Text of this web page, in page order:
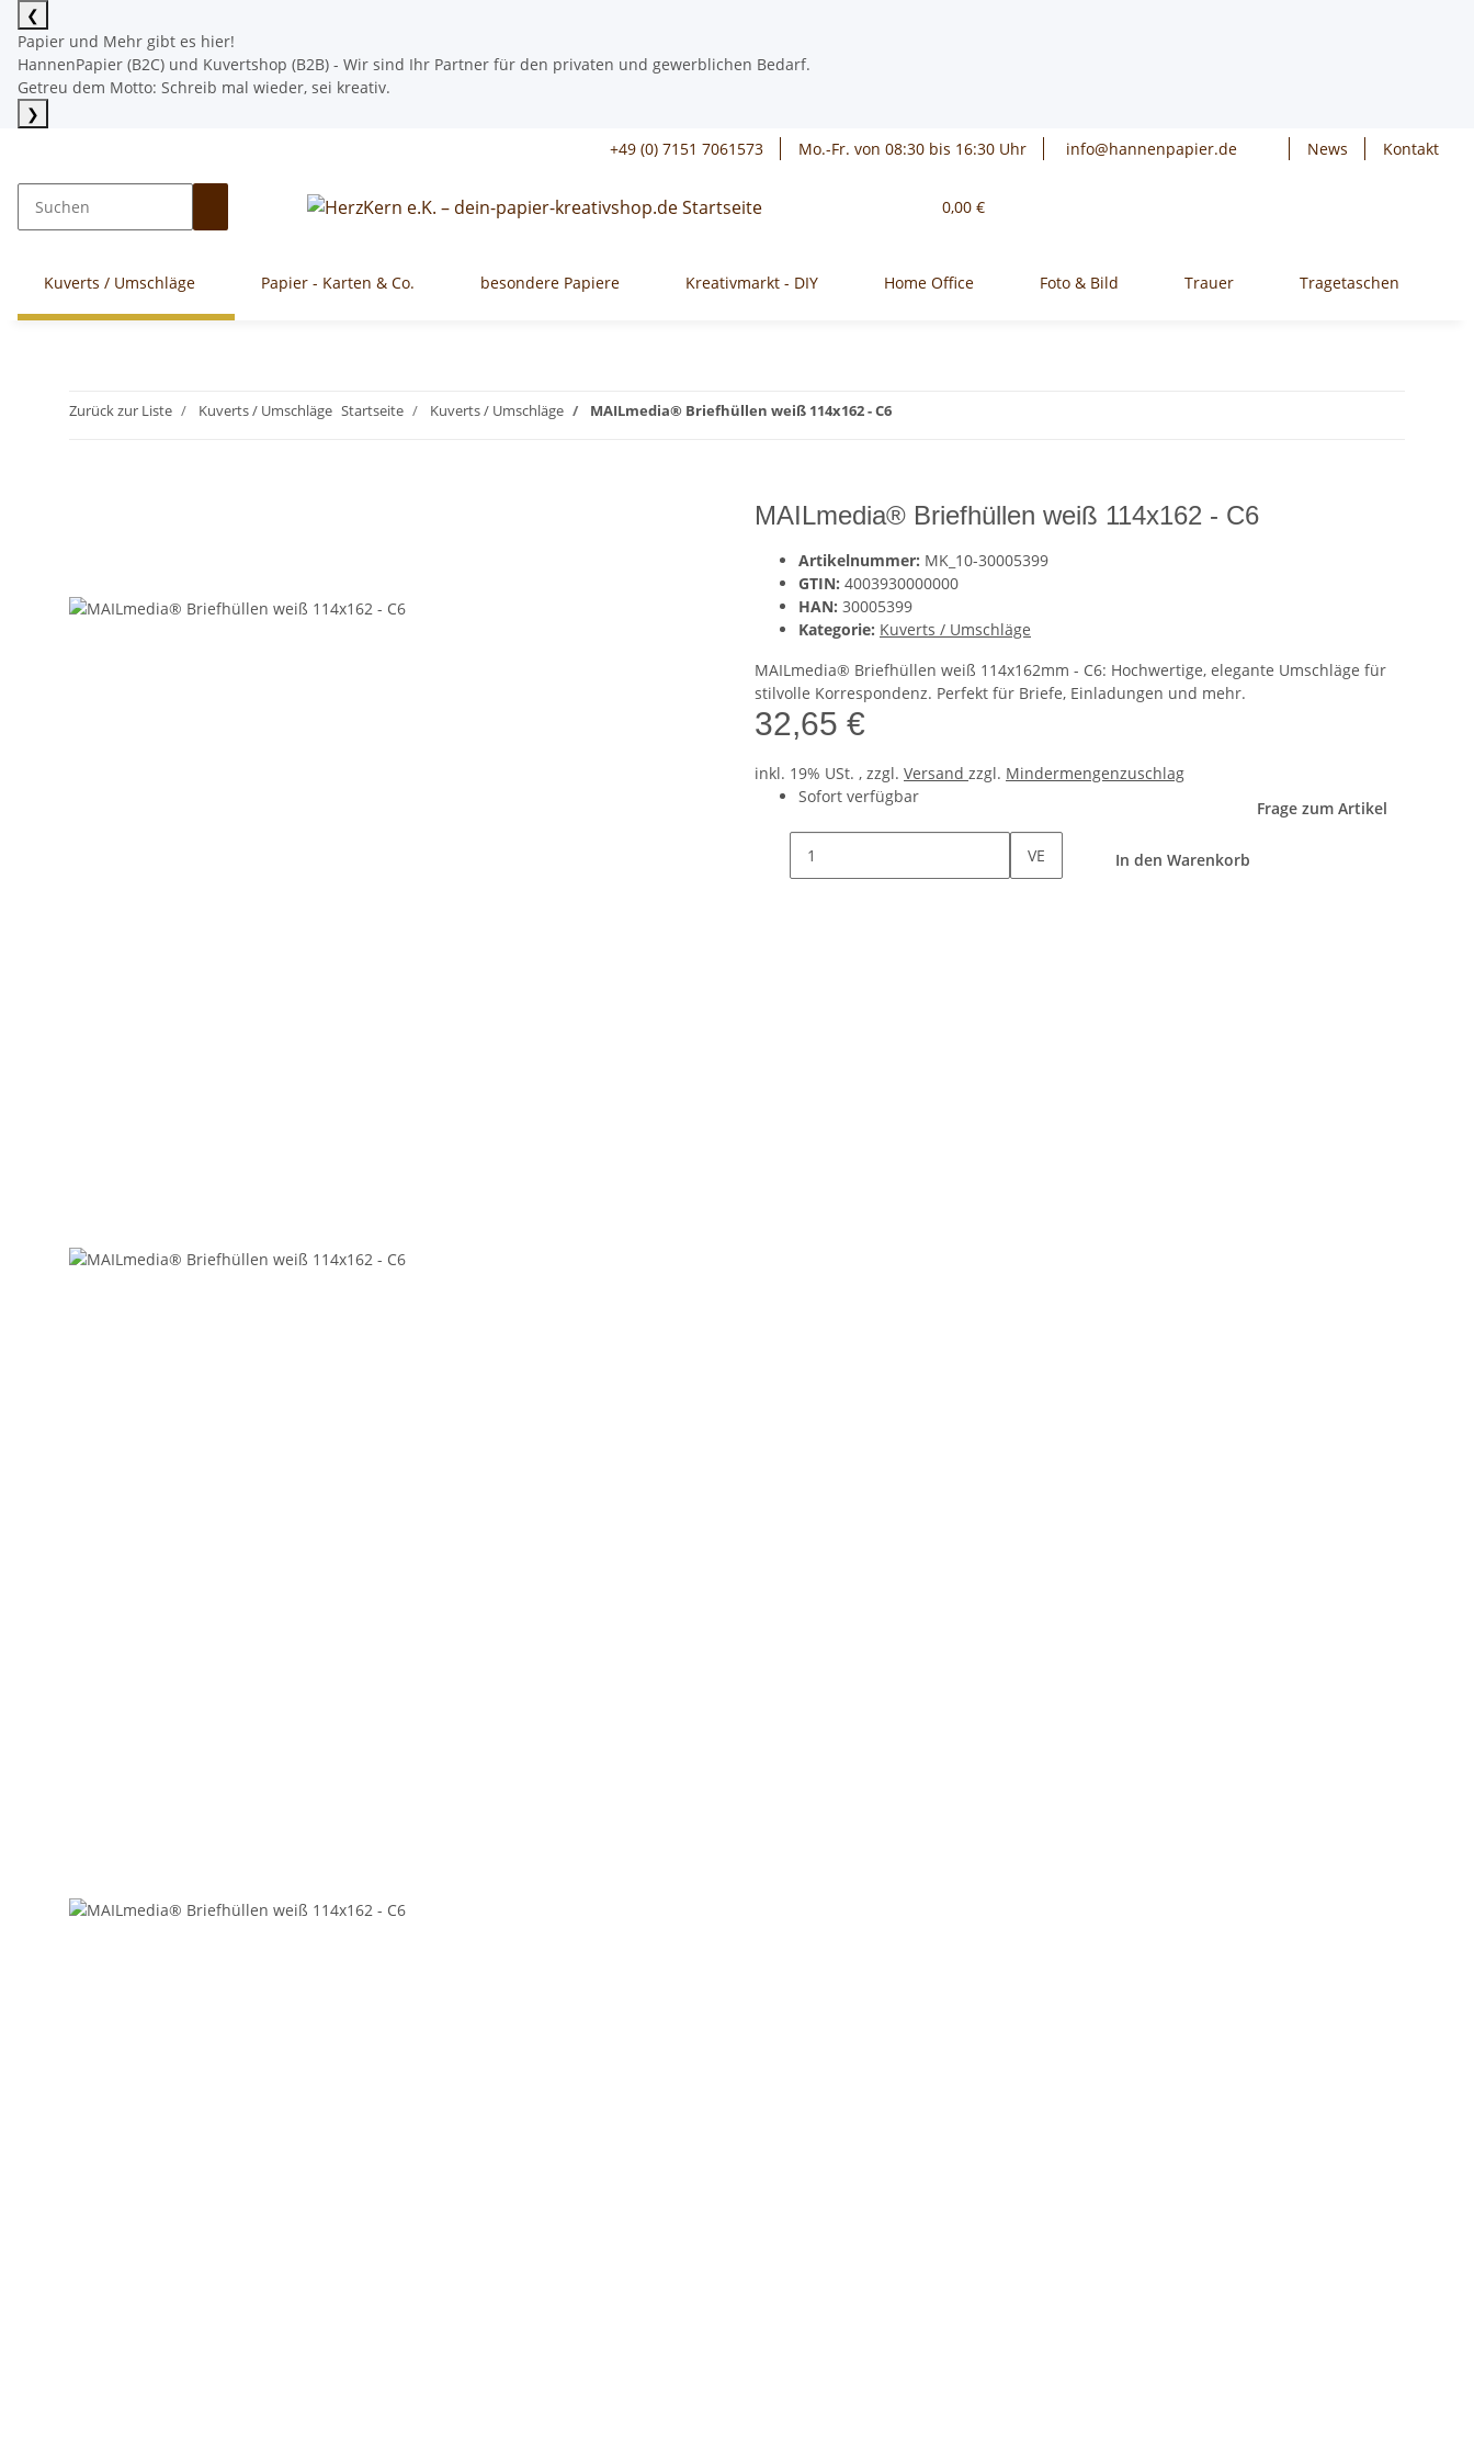
❮
Papier und Mehr gibt es hier!
HannenPapier (B2C) und Kuvertshop (B2B) - Wir sind Ihr Partner für den privaten und gewerblichen Bedarf.
Getreu dem Motto: Schreib mal wieder, sei kreativ.
❯
News
Kontakt
+49 (0) 7151 7061573 Mo.-Fr. von 08:30 bis 16:30 Uhr info@hannenpapier.de
0,00 €
Kuverts / Umschläge Papier - Karten & Co. besondere Papiere Kreativmarkt - DIY Home Office Foto & Bild Trauer Tragetaschen
Zurück zur Liste Kuverts / Umschläge Startseite Kuverts / Umschläge MAILmedia® Briefhüllen weiß 114x162 - C6
MAILmedia® Briefhüllen weiß 114x162 - C6
Artikelnummer: MK_10-30005399
GTIN: 4003930000000
HAN: 30005399
Kategorie: Kuverts / Umschläge
MAILmedia® Briefhüllen weiß 114x162mm - C6: Hochwertige, elegante Umschläge für
stilvolle Korrespondenz. Perfekt für Briefe, Einladungen und mehr.
32,65 €
inkl. 19% USt. , zzgl. Versand zzgl. Mindermengenzuschlag
Sofort verfügbar
Frage zum Artikel
VE In den Warenkorb